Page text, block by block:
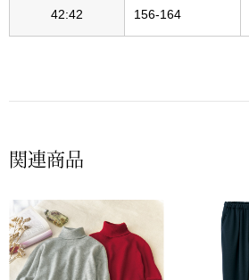
ーブルウェア
42:42 156-164
関連商品